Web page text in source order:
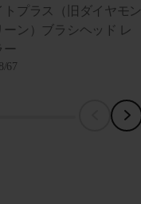
トプラス（旧ダイヤモン
ーン）ブラシヘッド レ
ー
67